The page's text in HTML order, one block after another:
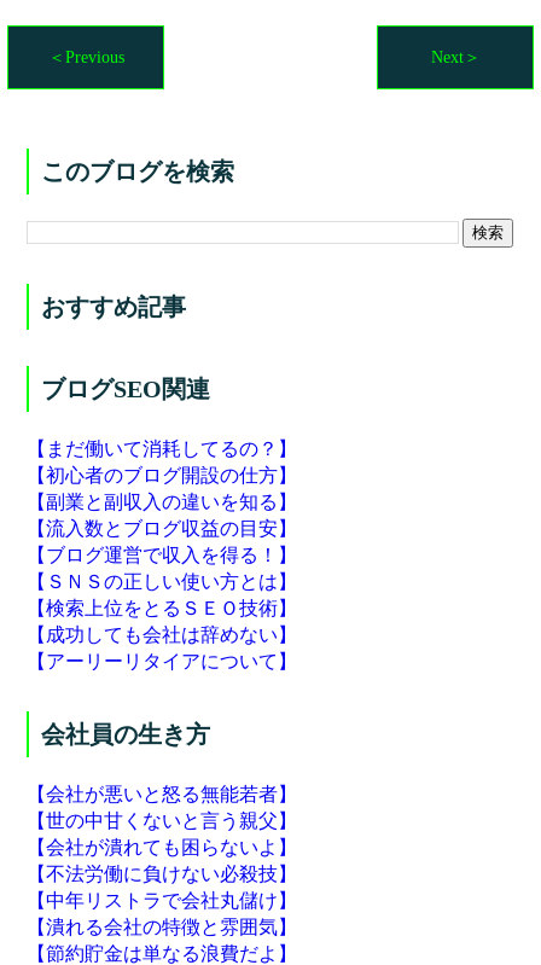
＜Previous Next＞
このブログを検索
おすすめ記事
ブログSEO関連
【まだ働いて消耗してるの？】
【初心者のブログ開設の仕方】
【副業と副収入の違いを知る】
【流入数とブログ収益の目安】
【ブログ運営で収入を得る！】
【ＳＮＳの正しい使い方とは】
【検索上位をとるＳＥＯ技術】
【成功しても会社は辞めない】
【アーリーリタイアについて】
会社員の生き方
【会社が悪いと怒る無能若者】
【世の中甘くないと言う親父】
【会社が潰れても困らないよ】
【不法労働に負けない必殺技】
【中年リストラで会社丸儲け】
【潰れる会社の特徴と雰囲気】
【節約貯金は単なる浪費だよ】